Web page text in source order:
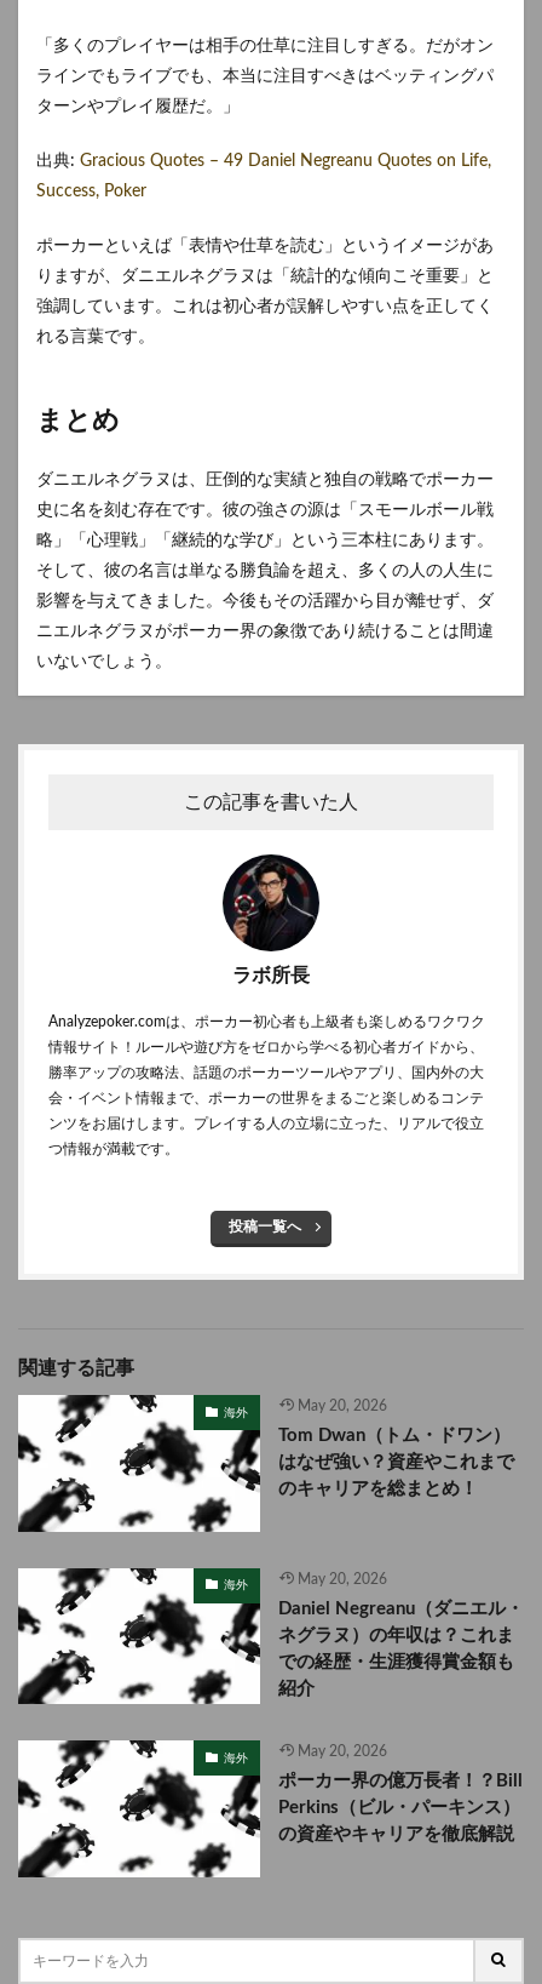
「多くのプレイヤーは相手の仕草に注目しすぎる。だがオン
ラインでもライブでも、本当に注目すべきはベッティングパ
ターンやプレイ履歴だ。」
出典: Gracious Quotes – 49 Daniel Negreanu Quotes on Life,
Success, Poker
ポーカーといえば「表情や仕草を読む」というイメージがあ
りますが、ダニエルネグラヌは「統計的な傾向こそ重要」と
強調しています。これは初心者が誤解しやすい点を正してく
れる言葉です。
まとめ
ダニエルネグラヌは、圧倒的な実績と独自の戦略でポーカー
史に名を刻む存在です。彼の強さの源は「スモールボール戦
略」「心理戦」「継続的な学び」という三本柱にあります。
そして、彼の名言は単なる勝負論を超え、多くの人の人生に
影響を与えてきました。今後もその活躍から目が離せず、ダ
ニエルネグラヌがポーカー界の象徴であり続けることは間違
いないでしょう。
この記事を書いた人
ラボ所長
Analyzepoker.comは、ポーカー初心者も上級者も楽しめるワクワク
情報サイト！ルールや遊び方をゼロから学べる初心者ガイドから、
勝率アップの攻略法、話題のポーカーツールやアプリ、国内外の大
会・イベント情報まで、ポーカーの世界をまるごと楽しめるコンテ
ンツをお届けします。プレイする人の立場に立った、リアルで役立
つ情報が満載です。
投稿一覧へ
関連する記事
海外 May 20, 2026
Tom Dwan（トム・ドワン）
はなぜ強い？資産やこれまで
のキャリアを総まとめ！
海外 May 20, 2026
Daniel Negreanu（ダニエル・
ネグラヌ）の年収は？これま
での経歴・生涯獲得賞金額も
紹介
海外 May 20, 2026
ポーカー界の億万長者！？Bill
Perkins（ビル・パーキンス）
の資産やキャリアを徹底解説